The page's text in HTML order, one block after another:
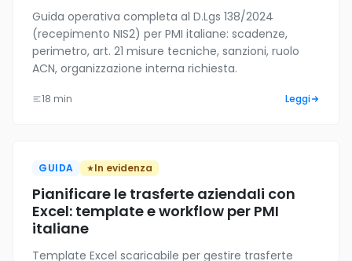
Guida operativa completa al D.Lgs 138/2024
(recepimento NIS2) per PMI italiane: scadenze,
perimetro, art. 21 misure tecniche, sanzioni, ruolo
ACN, organizzazione interna richiesta.
18 min Leggi
GUIDA In evidenza
Pianificare le trasferte aziendali con
Excel: template e workflow per PMI
italiane
Template Excel scaricabile per gestire trasferte